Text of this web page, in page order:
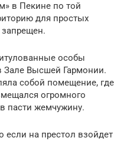
в Пекине по той
для простых
запрещен.
особы
Зале Высшей Гармонии.
собой помещение, где
огромного
пасти жемчужину.
если на престол взойдет